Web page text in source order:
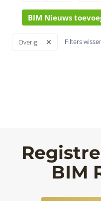
BIM Nieuws
Overig Filters
BIM